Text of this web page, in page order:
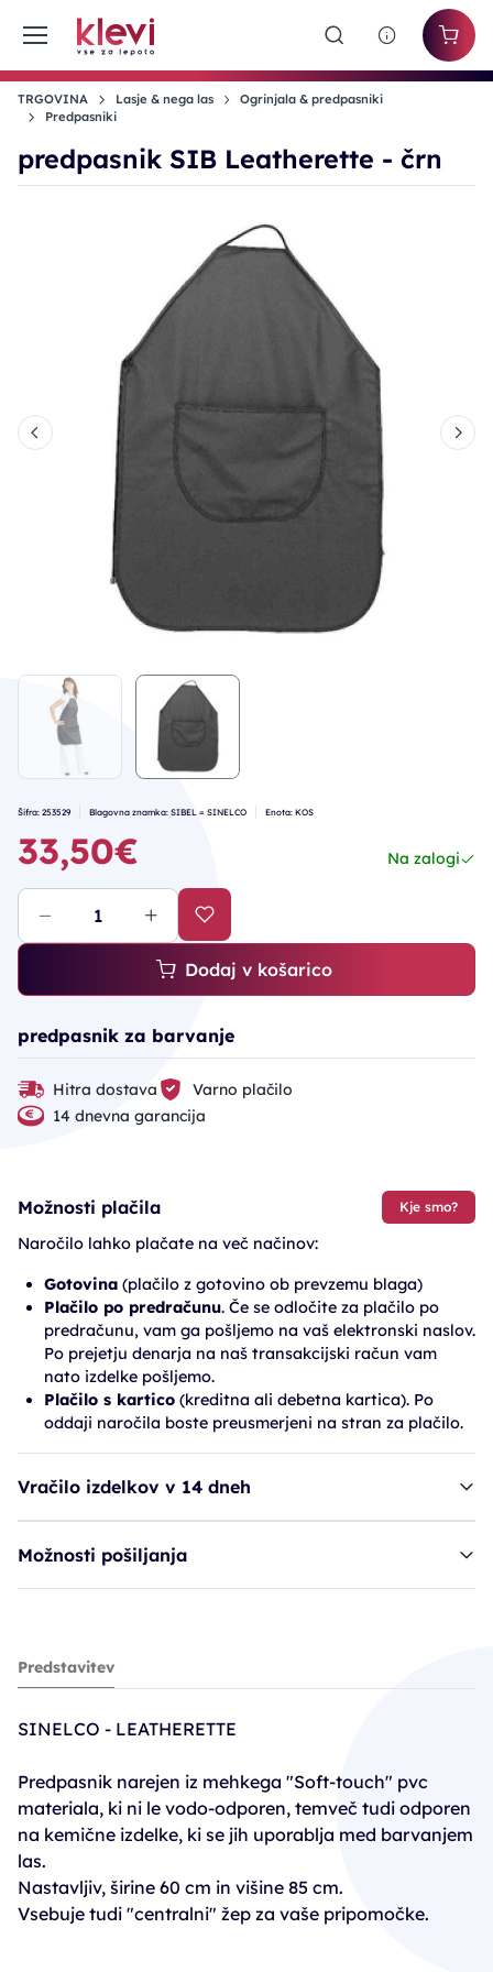
TRGOVINA Lasje & nega las
Ogrinjala & predpasniki
Predpasniki
predpasnik SIB Leatherette - črn
Šifra: 253529 Blagovna znamka: SIBEL = SINELCO Enota: KOS
33,50€ Na zalogi
Dodaj v košarico
predpasnik za barvanje
Hitra dostava
Varno plačilo
14 dnevna garancija
Možnosti plačila Kje smo?
Naročilo lahko plačate na več načinov:
Gotovina (plačilo z gotovino ob prevzemu blaga)
Plačilo po predračunu. Če se odločite za plačilo po
predračunu, vam ga pošljemo na vaš elektronski naslov.
Po prejetju denarja na naš transakcijski račun vam
nato izdelke pošljemo.
Plačilo s kartico (kreditna ali debetna kartica). Po
oddaji naročila boste preusmerjeni na stran za plačilo.
Vračilo izdelkov v 14 dneh
Možnosti pošiljanja
predpasnik SIB Leatherette - črn
33,50€
Predstavitev
SINELCO - LEATHERETTE
Predpasnik narejen iz mehkega "Soft-touch" pvc
materiala, ki ni le vodo-odporen, temveč tudi odporen
na kemične izdelke, ki se jih uporablja med barvanjem
las.
Nastavljiv, širine 60 cm in višine 85 cm.
Vsebuje tudi "centralni" žep za vaše pripomočke.